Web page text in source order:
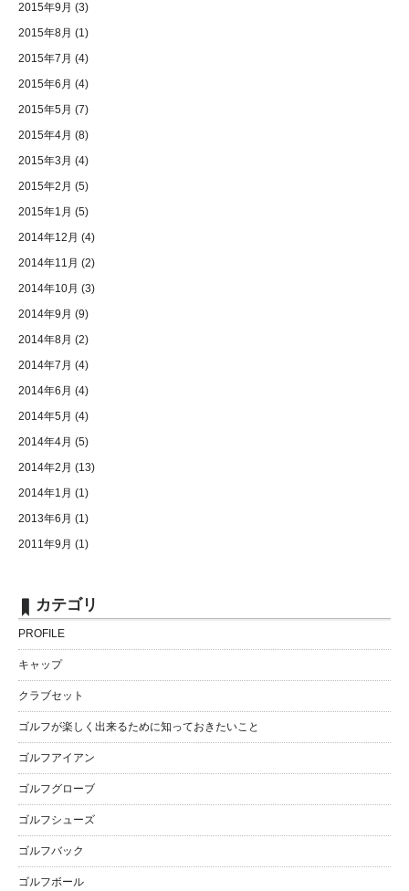
2015年9月 (3)
2015年8月 (1)
2015年7月 (4)
2015年6月 (4)
2015年5月 (7)
2015年4月 (8)
2015年3月 (4)
2015年2月 (5)
2015年1月 (5)
2014年12月 (4)
2014年11月 (2)
2014年10月 (3)
2014年9月 (9)
2014年8月 (2)
2014年7月 (4)
2014年6月 (4)
2014年5月 (4)
2014年4月 (5)
2014年2月 (13)
2014年1月 (1)
2013年6月 (1)
2011年9月 (1)
カテゴリ
PROFILE
キャップ
クラブセット
ゴルフが楽しく出来るために知っておきたいこと
ゴルフアイアン
ゴルフグローブ
ゴルフシューズ
ゴルフバック
ゴルフボール